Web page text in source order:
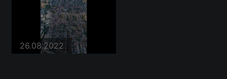
26.08.2022